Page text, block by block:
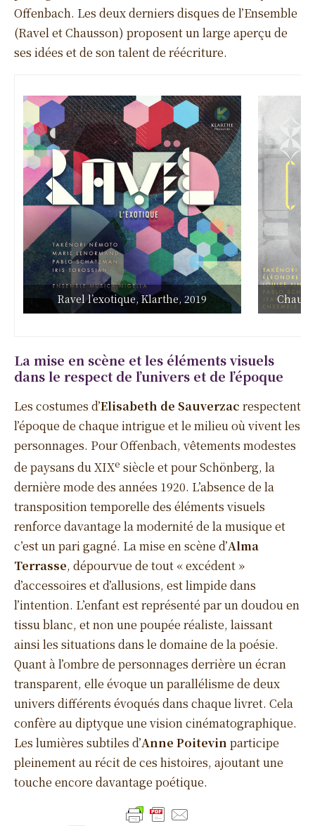
Offenbach. Les deux derniers disques de l’Ensemble
(Ravel et Chausson) proposent un large aperçu de
ses idées et de son talent de réécriture.
Ravel l’exotique, Klarthe, 2019
La mise en scène et les éléments visuels
dans le respect de l’univers et de l’époque
Les costumes d’Elisabeth de Sauverzac respectent
l’époque de chaque intrigue et le milieu où vivent les
personnages. Pour Offenbach, vêtements modestes
de paysans du XIXe siècle et pour Schönberg, la
dernière mode des années 1920. L’absence de la
transposition temporelle des éléments visuels
renforce davantage la modernité de la musique et
c’est un pari gagné. La mise en scène d’Alma
Terrasse, dépourvue de tout « excédent »
d’accessoires et d’allusions, est limpide dans
l’intention. L’enfant est représenté par un doudou en
tissu blanc, et non une poupée réaliste, laissant
ainsi les situations dans le domaine de la poésie.
Quant à l’ombre de personnages derrière un écran
transparent, elle évoque un parallélisme de deux
univers différents évoqués dans chaque livret. Cela
confère au diptyque une vision cinématographique.
Les lumières subtiles d’Anne Poitevin participe
pleinement au récit de ces histoires, ajoutant une
touche encore davantage poétique.